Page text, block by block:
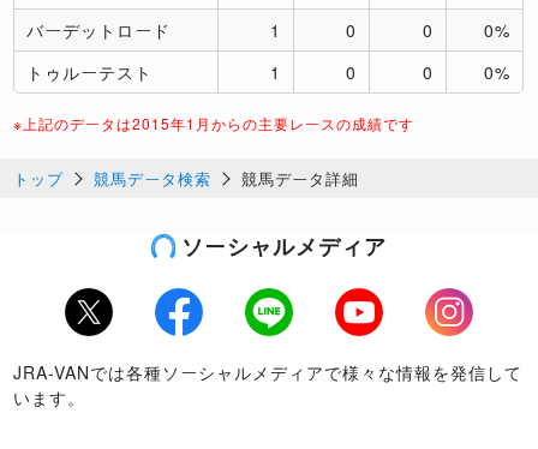
バーデットロード
1 0 0
0%
トゥルーテスト
1 0 0 0%
※上記のデータは2015年1月からの主要レースの成績です
トップ 競馬データ検索 競馬データ詳細
ソーシャルメディア
Twitter Facebook LINE Youtube
Instagram
JRA-VANでは各種ソーシャルメディアで様々な情報を発信して
います。